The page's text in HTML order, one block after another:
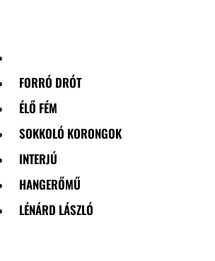
FORRÓ DRÓT
ÉLŐ FÉM
SOKKOLÓ KORONGOK
INTERJÚ
HANGERŐMŰ
LÉNÁRD LÁSZLÓ